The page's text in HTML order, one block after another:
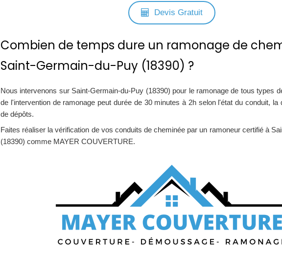
Devis Gratuit
Combien de temps dure un ramonage de
Saint-Germain-du-Puy (18390) ?
Nous intervenons sur Saint-Germain-du-Puy (18390) pour le ramonage de tous types
de l'intervention de ramonage peut durée de 30 minutes à 2h selon l'état du conduit, la
de dépôts.
Faites réaliser la vérification de vos conduits de cheminée par un ramoneur certifié à
(18390) comme MAYER COUVERTURE.